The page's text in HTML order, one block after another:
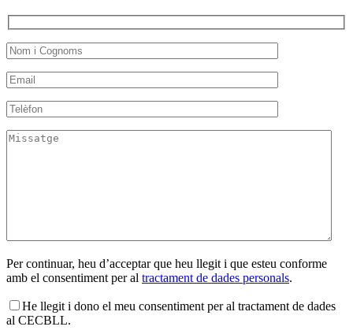
Per continuar, heu d’acceptar que heu llegit i que esteu conforme
amb el consentiment per al tractament de dades personals.
He llegit i dono el meu consentiment per al tractament de dades
al CECBLL.